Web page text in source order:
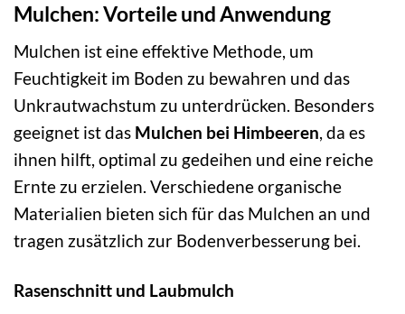
Mulchen: Vorteile und Anwendung
Mulchen ist eine effektive Methode, um
Feuchtigkeit im Boden zu bewahren und das
Unkrautwachstum zu unterdrücken. Besonders
geeignet ist das Mulchen bei Himbeeren, da es
ihnen hilft, optimal zu gedeihen und eine reiche
Ernte zu erzielen. Verschiedene organische
Materialien bieten sich für das Mulchen an und
tragen zusätzlich zur Bodenverbesserung bei.
Rasenschnitt und Laubmulch